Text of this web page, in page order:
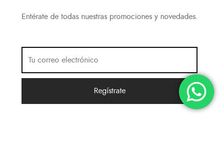
Entérate de todas nuestras promociones y novedades.